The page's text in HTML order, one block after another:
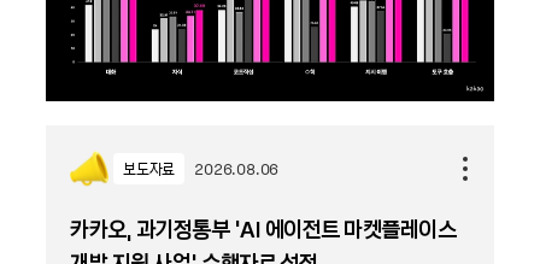
보도자료 2026.08.06
카카오, 과기정통부 ‘AI 에이전트 마켓플레이스